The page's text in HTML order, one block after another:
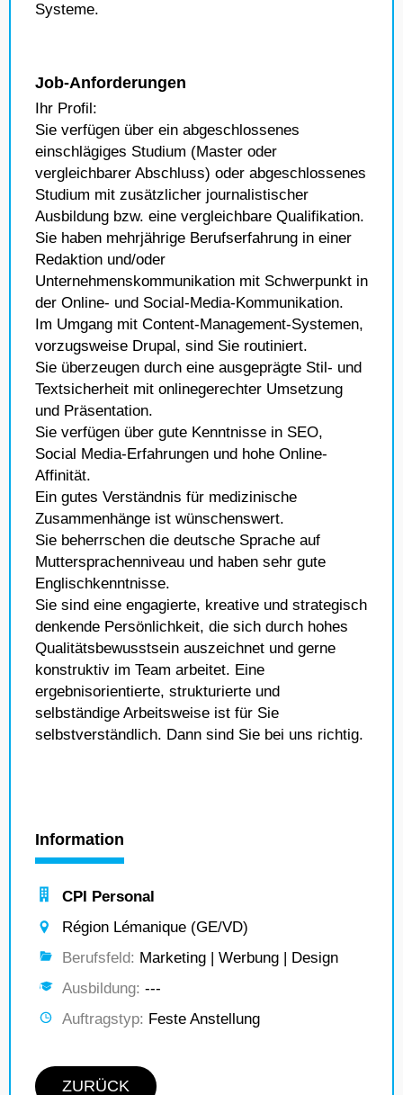
Systeme.
Job-Anforderungen
Ihr Profil:
Sie verfügen über ein abgeschlossenes
einschlägiges Studium (Master oder
vergleichbarer Abschluss) oder abgeschlossenes
Studium mit zusätzlicher journalistischer
Ausbildung bzw. eine vergleichbare Qualifikation.
Sie haben mehrjährige Berufserfahrung in einer
Redaktion und/oder
Unternehmenskommunikation mit Schwerpunkt in
der Online- und Social-Media-Kommunikation.
Im Umgang mit Content-Management-Systemen,
vorzugsweise Drupal, sind Sie routiniert.
Sie überzeugen durch eine ausgeprägte Stil- und
Textsicherheit mit onlinegerechter Umsetzung
und Präsentation.
Sie verfügen über gute Kenntnisse in SEO,
Social Media-Erfahrungen und hohe Online-
Affinität.
Ein gutes Verständnis für medizinische
Zusammenhänge ist wünschenswert.
Sie beherrschen die deutsche Sprache auf
Muttersprachenniveau und haben sehr gute
Englischkenntnisse.
Sie sind eine engagierte, kreative und strategisch
denkende Persönlichkeit, die sich durch hohes
Qualitätsbewusstsein auszeichnet und gerne
konstruktiv im Team arbeitet. Eine
ergebnisorientierte, strukturierte und
selbständige Arbeitsweise ist für Sie
selbstverständlich. Dann sind Sie bei uns richtig.
Information
CPI Personal
Région Lémanique (GE/VD)
Berufsfeld: Marketing | Werbung | Design
Ausbildung: ---
Auftragstyp: Feste Anstellung
ZURÜCK